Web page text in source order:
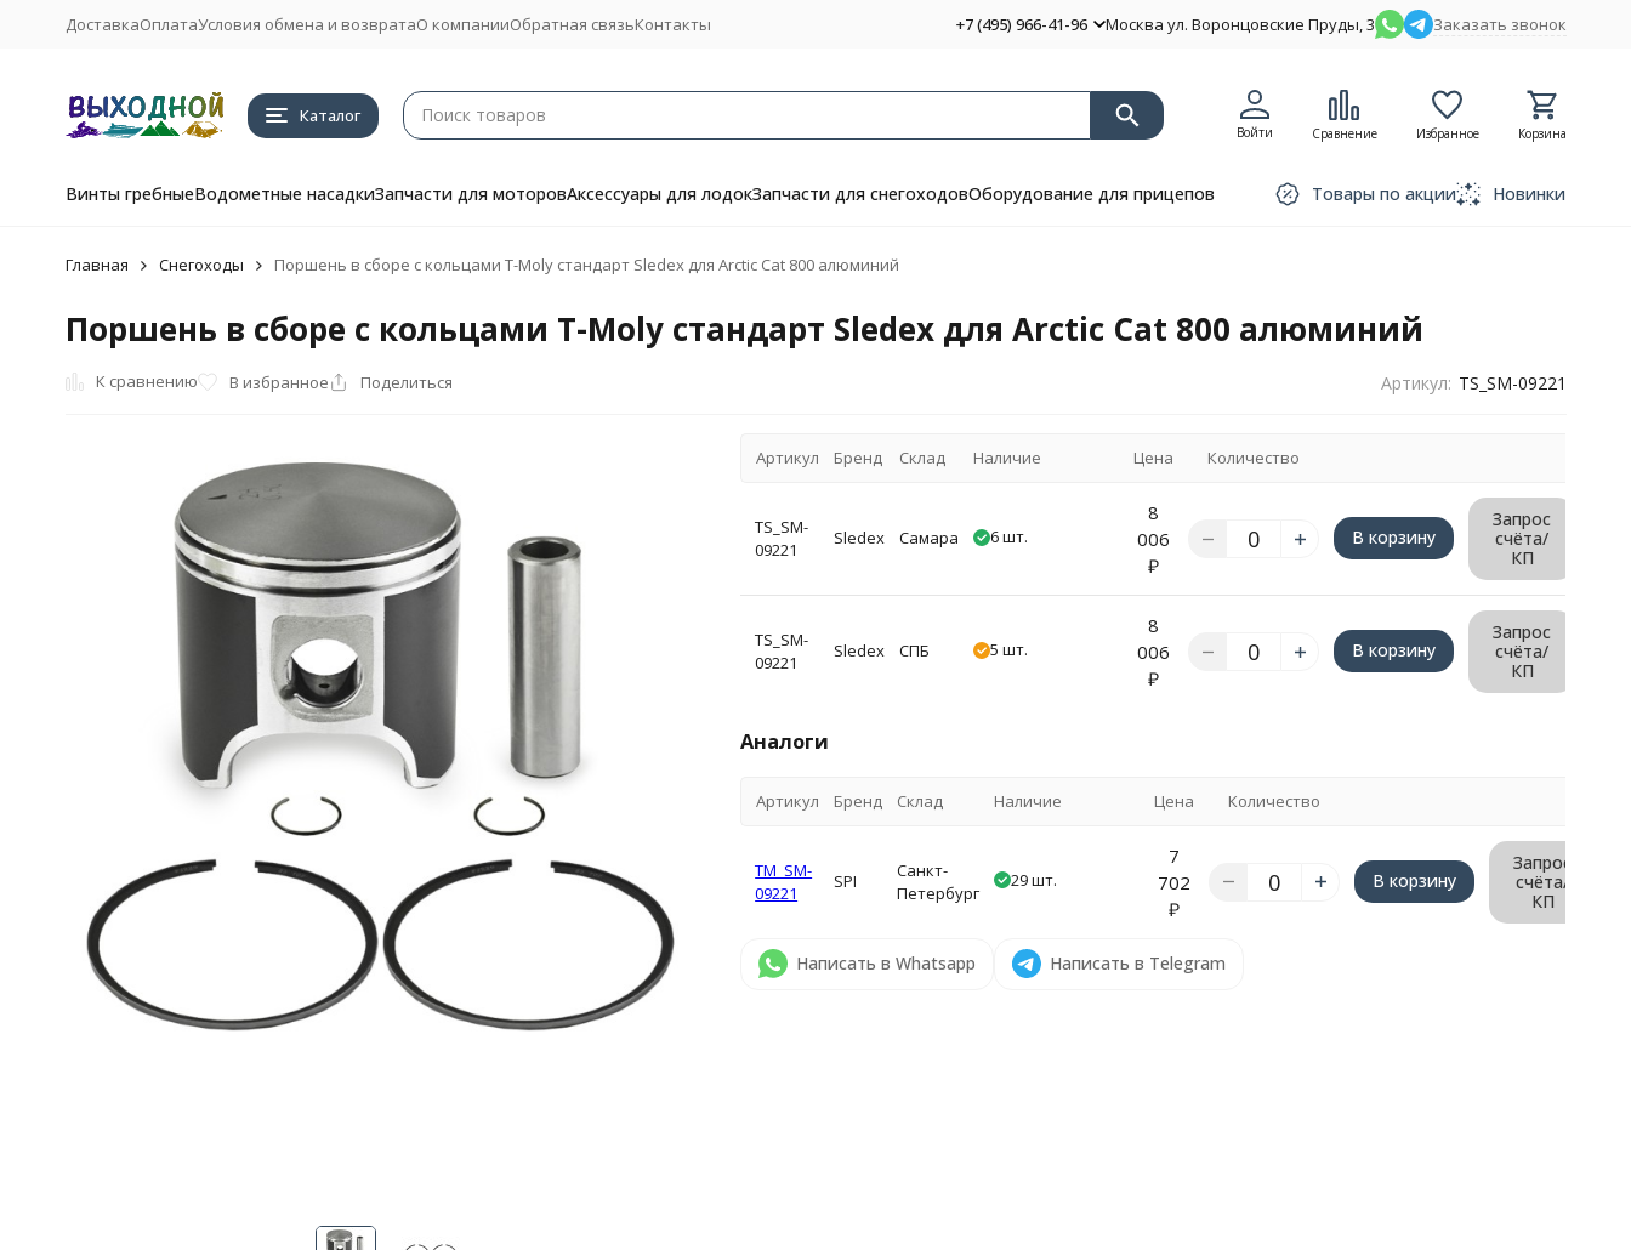
ДоставкаОплатаУсловия обмена и возвратаО компанииОбратная связьКонтакты +7 (495) 966-41-96 Москва ул. Воронцовские Пруды, 3 Заказать звонок
Каталог
Войти Сравнение Избранное Корзина
Винты гребныеВодометные насадкиЗапчасти для моторовАксессуары для лодокЗапчасти для снегоходовОборудование для прицепов Товары по акции Новинки
Главная Снегоходы Поршень в сборе с кольцами T-Moly стандарт Sledex для Arctic Cat 800 алюминий
Поршень в сборе с кольцами T-Moly стандарт Sledex для Arctic Cat 800 алюминий
К сравнению В избранное Поделиться Артикул: TS_SM-09221
Артикул Бренд Склад Наличие Цена Количество
TS_SM-
09221
Sledex Самара 6 шт.
8
006
₽
В корзину
Запрос
счёта/
КП
TS_SM-
09221
Sledex СПБ 5 шт.
8
006
₽
В корзину
Запрос
счёта/
КП
Аналоги
Артикул Бренд Склад Наличие Цена Количество
TM_SM-
09221
SPI
Санкт-
Петербург
29 шт.
7
702
₽
В корзину
Запрос
счёта/
КП
Написать в Whatsapp Написать в Telegram